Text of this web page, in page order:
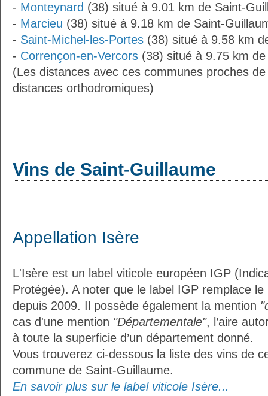
- Monteynard (38) situé à 9.01 km de Saint-
- Marcieu (38) situé à 9.18 km de Saint-
- Saint-Michel-les-Portes (38) situé à 9.58 km
- Corrençon-en-Vercors (38) situé à 9.75 km
(Les distances avec ces communes proches
distances orthodromiques)
Vins de Saint-Guillaume
Appellation Isère
L'Isère est un label viticole européen IGP
Protégée). A noter que le label IGP remplace
depuis 2009. Il possède également la mention
cas d'une mention "Départementale", l’aire
à toute la superficie d’un département donné.
Vous trouverez ci-dessous la liste des vins de
commune de Saint-Guillaume.
En savoir plus sur le label viticole Isère...